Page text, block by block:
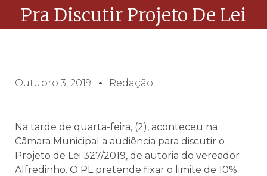
Pra Discutir Projeto De Lei
Outubro 3, 2019 Redação
Na tarde de quarta-feira, (2), aconteceu na
Câmara Municipal a audiência para discutir o
Projeto de Lei 327/2019, de autoria do vereador
Alfredinho. O PL pretende fixar o limite de 10%